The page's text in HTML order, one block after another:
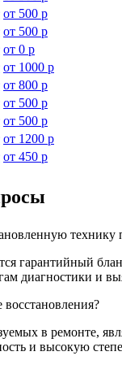
от 500 р
от 500 р
от 0 р
от 1000 р
от 800 р
от 500 р
от 500 р
от 1200 р
от 450 р
технику
гарантийный
диагностики
в ремонте,
и высокую